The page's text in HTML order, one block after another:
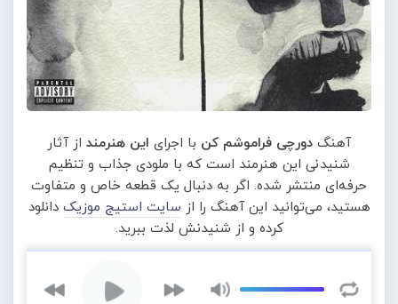
آهنگ دورچی فراموشم کن با اجرای این هنرمند از آثار
شنیدنی این هنرمند است که با ملودی جذاب و تنظیم
حرفه‌ای منتشر شده. اگر به دنبال یک قطعه خاص و متفاوت
هستید، می‌توانید این آهنگ را از سایت استیج موزیک دانلود
کرده و از شنیدنش لذت ببرید.